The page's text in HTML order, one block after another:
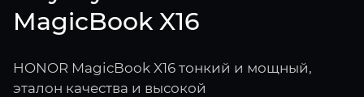
MagicBook X16
HONOR MagicBook X16 тонкий и мощный,
эталон качества и высокой